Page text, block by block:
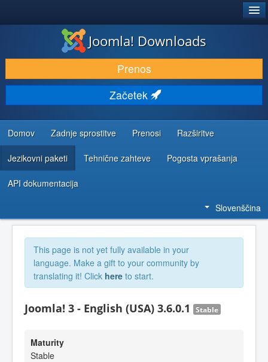
PRENESI IN RAZŠIRI
ODKRIJTE & IZVEJTE
SKUPNOST IN PODPORA
VIRI ZA RAZVIJALCE
Joomla! Downloads
Prenos
Začetek
Domov Zadnje sprostitve Prenosi Razširitve
Jezikovni paketi Tehnične zahteve Pogosta vprašanja
API dokumentacija
Slovenščina
This page is not yet fully available in your
language. Make a gift to your community by
translating it! Click here to start.
Joomla! 3 - English (USA) 3.6.0.1 Stable
Maturity
Stable